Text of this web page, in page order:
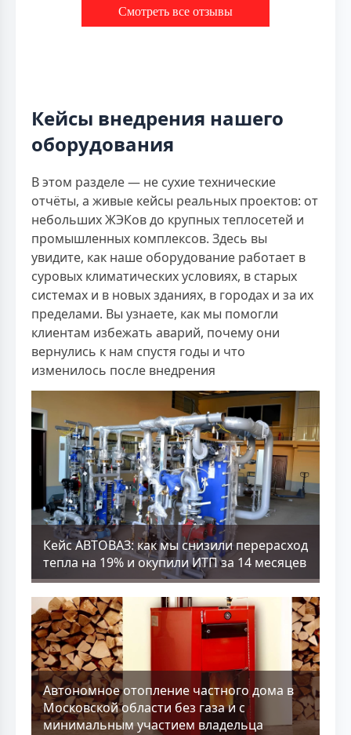
Смотреть все отзывы
Кейсы внедрения нашего
оборудования
В этом разделе — не сухие технические
отчёты, а живые кейсы реальных проектов: от
небольших ЖЭКов до крупных теплосетей и
промышленных комплексов. Здесь вы
увидите, как наше оборудование работает в
суровых климатических условиях, в старых
системах и в новых зданиях, в городах и за их
пределами. Вы узнаете, как мы помогли
клиентам избежать аварий, почему они
вернулись к нам спустя годы и что
изменилось после внедрения
Кейс АВТОВАЗ: как мы снизили перерасход
тепла на 19% и окупили ИТП за 14 месяцев
Aвтономное отопление частного дома в
Московской области без газа и с
минимальным участием владельца